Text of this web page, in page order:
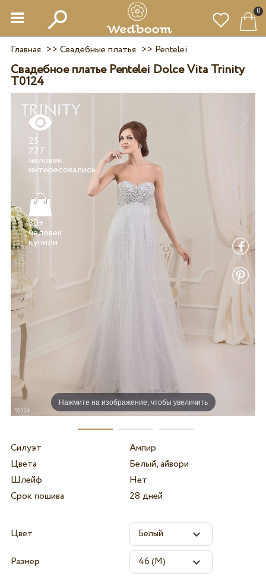
0
Главная >> Свадебные платья >> Pentelei
Свадебное платье Pentelei Dolce Vita Trinity
T0124
Нажмите на изображение, чтобы увеличить
25
227
человек
интересовались
30+
человек
Силуэт
Ампир
Цвета
Белый, айвори
Шлейф
Нет
Срок пошива
28 дней
Цвет
Размер